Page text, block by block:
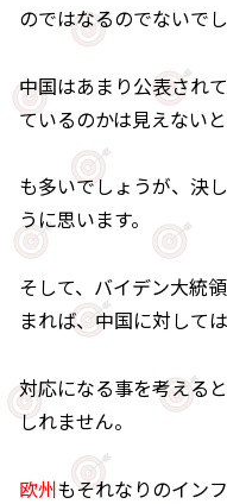
のではなるのでないでし
中国はあまり公表され
ているのかは見えない
も多いでしょうが、決
うに思います。
そして、バイデン大統
まれば、中国に対して
対応になる事を考えると
しれません。
欧州もそれなりのイン